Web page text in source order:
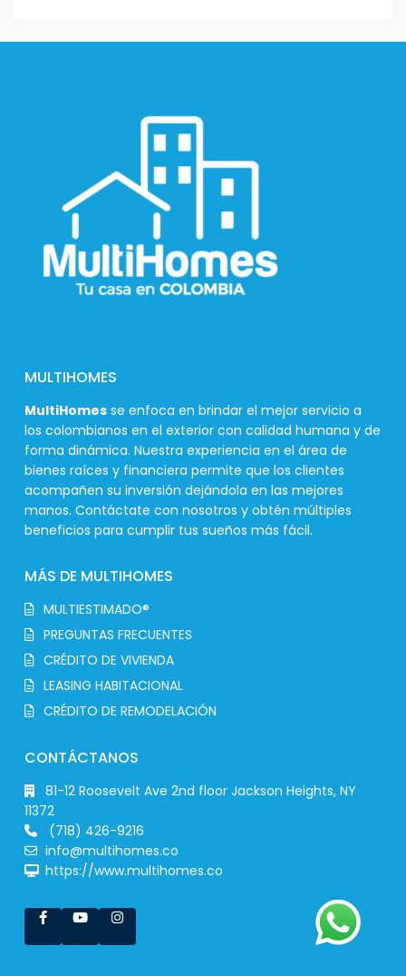
MULTIHOMES
MultiHomes se enfoca en brindar el mejor servicio a
los colombianos en el exterior con calidad humana y de
forma dinámica. Nuestra experiencia en el área de
bienes raíces y financiera permite que los clientes
acompañen su inversión dejándola en las mejores
manos. Contáctate con nosotros y obtén múltiples
beneficios para cumplir tus sueños más fácil.
MÁS DE MULTIHOMES
MULTIESTIMADO®
PREGUNTAS FRECUENTES
CRÉDITO DE VIVIENDA
LEASING HABITACIONAL
CRÉDITO DE REMODELACIÓN
CONTÁCTANOS
81-12 Roosevelt Ave 2nd floor Jackson Heights, NY
11372
(718) 426-9216
info@multihomes.co
https://www.multihomes.co